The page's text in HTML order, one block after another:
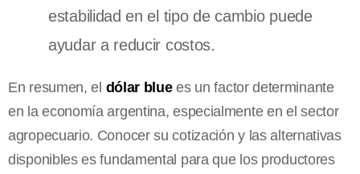
estabilidad en el tipo de cambio puede
ayudar a reducir costos.
En resumen, el dólar bluees un factor determinante
en la economía argentina, especialmente en el sector
agropecuario. Conocer su cotización y las alternativas
disponibles es fundamental para que los productores